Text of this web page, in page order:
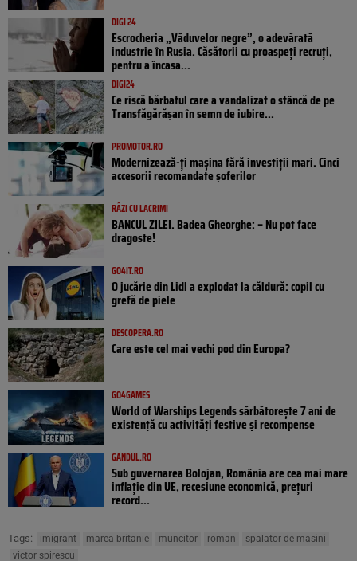
DIGI 24
Escrocheria „Văduvelor negre”, o adevărată
industrie în Rusia. Căsătorii cu proaspeți recruți,
pentru a încasa...
DIGI24
Ce riscă bărbatul care a vandalizat o stâncă de pe
Transfăgărășan în semn de iubire...
PROMOTOR.RO
Modernizează-ți mașina fără investiții mari. Cinci
accesorii recomandate șoferilor
RÂZI CU LACRIMI
BANCUL ZILEI. Badea Gheorghe: – Nu pot face
dragoste!
GO4IT.RO
O jucărie din Lidl a explodat la căldură: copil cu
grefă de piele
DESCOPERA.RO
Care este cel mai vechi pod din Europa?
GO4GAMES
World of Warships Legends sărbătorește 7 ani de
existență cu activități festive și recompense
GANDUL.RO
Sub guvernarea Bolojan, România are cea mai mare
inflație din UE, recesiune economică, prețuri
record...
Tags: imigrant marea britanie muncitor roman
spalator de masini
victor spirescu